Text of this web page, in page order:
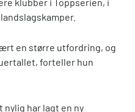
en større utfordring, og
forteller hun
har lagt en ny